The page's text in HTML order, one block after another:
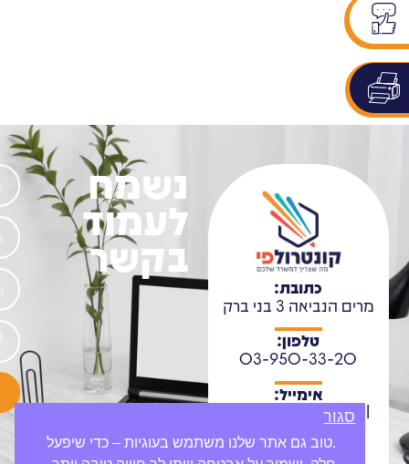
.טוב גם אתר שלנו משתמש בעוגיות – כדי שיפעל
סגור
כתובת:
מרים הנביאה 3 בני ברק
טלפון:
03-950-33-20
אימייל:
support@ctrl-p.co.il
שעות פתיחה:
נשמח
לעמוד
בקשר